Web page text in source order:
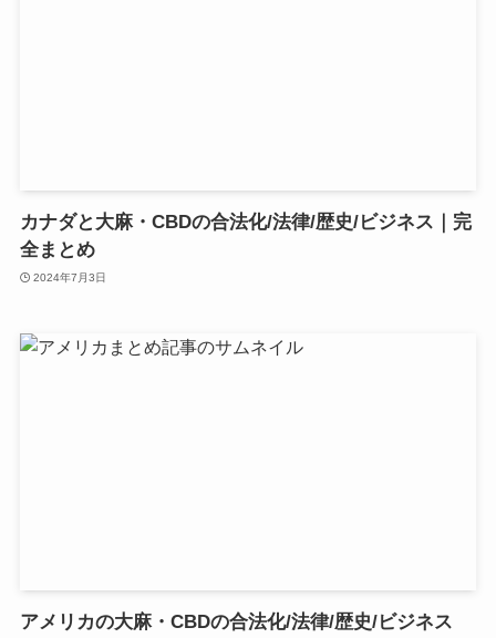
カナダと大麻・CBDの合法化/法律/歴史/ビジネス｜完
全まとめ
2024年7月3日
アメリカの大麻・CBDの合法化/法律/歴史/ビジネス